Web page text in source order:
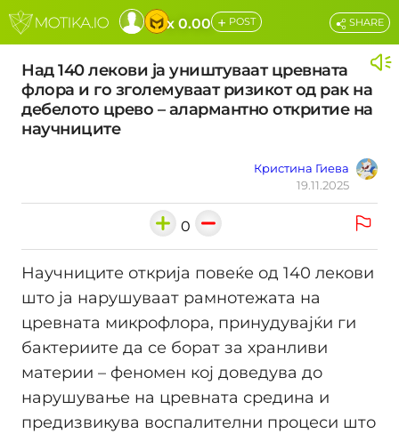
x 0.00 + POST
Над 140 лекови ја уништуваат цревната
флора и го зголемуваат ризикот од рак на
дебелото црево – алармантно откритие на
научниците
Кристина Гиева
19.11.2025
SHARE
0
Научниците открија повеќе од 140 лекови
што ја нарушуваат рамнотежата на
цревната микрофлора, принудувајќи ги
бактериите да се борат за хранливи
материи – феномен кој доведува до
нарушување на цревната средина и
предизвикува воспалителни процеси што